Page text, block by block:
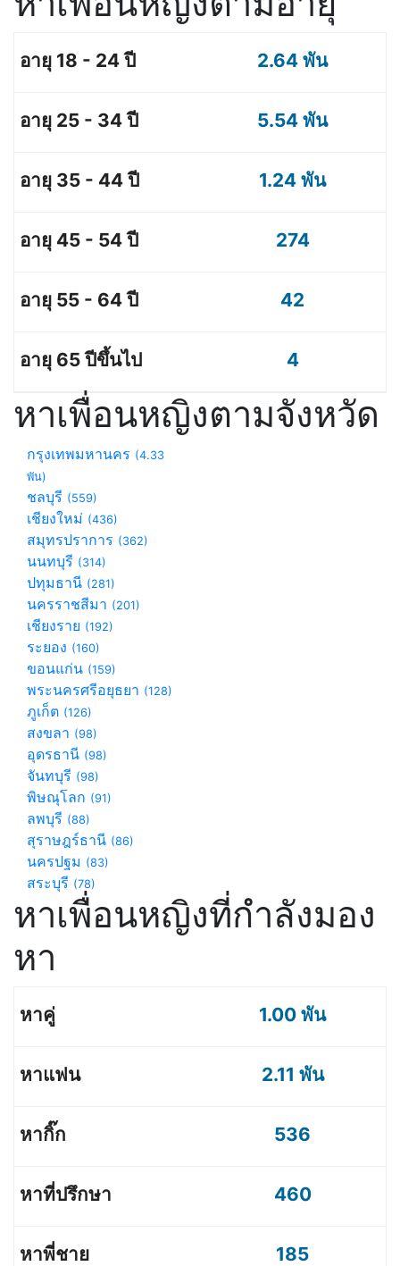
2.64 พัน
5.54 พัน
1.24 พัน
274
42
4
หาเพื่อนหญิงตามจังหวัด
กรุงเทพมหานคร (4.33
พัน)
ชลบุรี (559)
เชียงใหม่ (436)
สมุทรปราการ (362)
นนทบุรี (314)
ปทุมธานี (281)
นครราชสีมา (201)
เชียงราย (192)
ระยอง (160)
ขอนแก่น (159)
พระนครศรีอยุธยา (128)
ภูเก็ต (126)
สงขลา (98)
อุดรธานี (98)
จันทบุรี (98)
พิษณุโลก (91)
ลพบุรี (88)
สุราษฎร์ธานี (86)
นครปฐม (83)
สระบุรี (78)
หาเพื่อนหญิงที่กำลังมอง
หา
1.00 พัน
2.11 พัน
536
460
185